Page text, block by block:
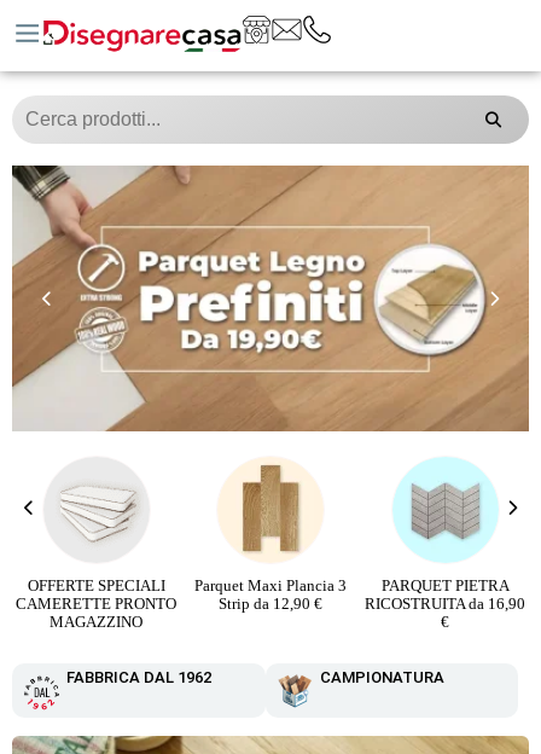
OFFERTE SPECIALI
CAMERETTE PRONTO
MAGAZZINO
Parquet Maxi Plancia 3
Strip da 12,90 €
PARQUET PIETRA
RICOSTRUITA da 16,90
€
FABBRICA DAL 1962 CAMPIONATURA